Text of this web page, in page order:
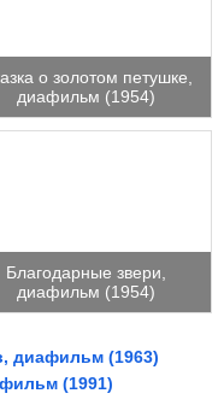
о золотом петушке,
диафильм (1954)
Благодарные звери,
диафильм (1954)
диафильм (1963)
(1991)